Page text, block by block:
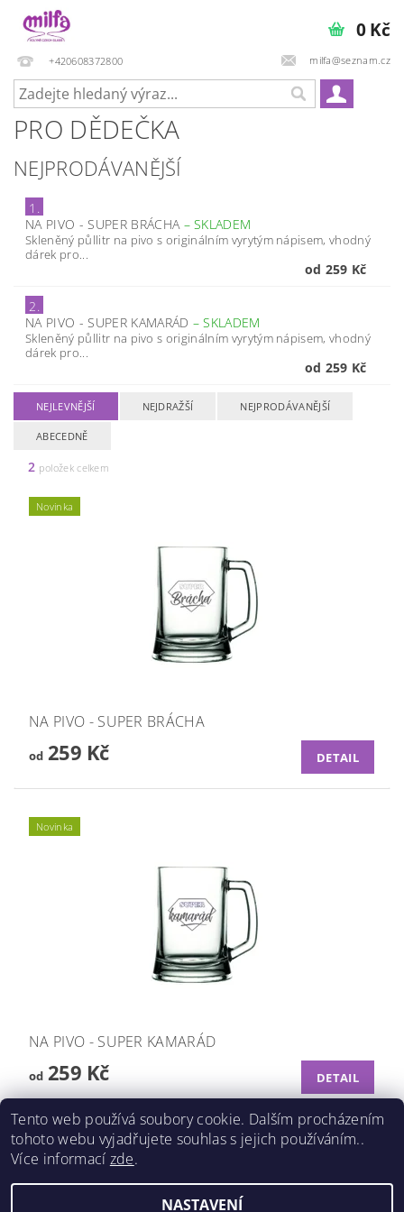
+420608372800 milfa@seznam.cz
0 Kč
PRO DĚDEČKA
NEJPRODÁVANĚJŠÍ
1.
NA PIVO - SUPER BRÁCHA –SKLADEM
Skleněný půllitr na pivo s originálním vyrytým nápisem, vhodný
dárek pro...
od 259 Kč
2.
NA PIVO - SUPER KAMARÁD –SKLADEM
Skleněný půllitr na pivo s originálním vyrytým nápisem, vhodný
dárek pro...
od 259 Kč
NEJLEVNĚJŠÍ NEJDRAŽŠÍ NEJPRODÁVANĚJŠÍ
ABECEDNĚ
2 položek celkem
Novinka
NA PIVO - SUPER BRÁCHA
od259 Kč DETAIL
Novinka
NA PIVO - SUPER KAMARÁD
od259 Kč DETAIL
Shoptet.cz
Tento web používá soubory cookie. Dalším procházením
tohoto webu vyjadřujete souhlas s jejich používáním..
Více informací zde.
NASTAVENÍ